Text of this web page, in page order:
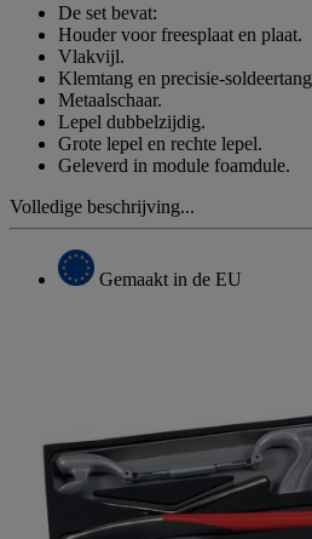
De set bevat:
Houder voor freesplaat en plaat.
Vlakvijl.
Klemtang en precisie-soldeertang
Metaalschaar.
Lepel dubbelzijdig.
Grote lepel en rechte lepel.
Geleverd in module foamdule.
Volledige beschrijving...
Gemaakt in de EU